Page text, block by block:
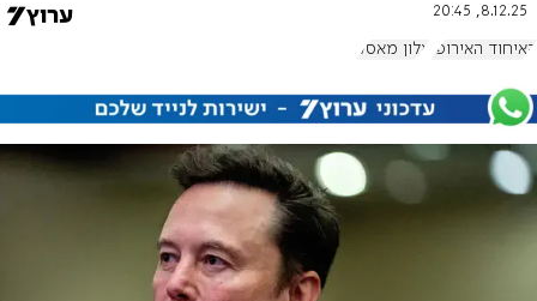
8.12.25, 20:45
האיחוד האירופי אלון מאסק